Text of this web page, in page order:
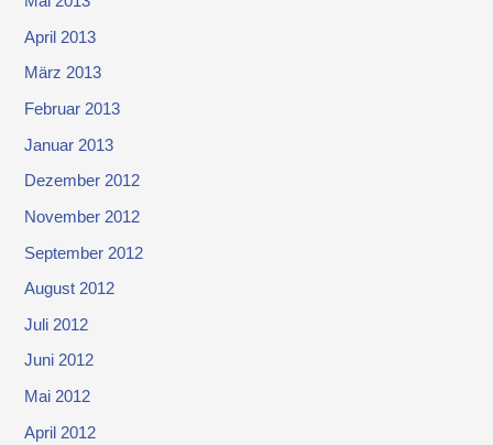
April 2013
März 2013
Februar 2013
Januar 2013
Dezember 2012
November 2012
September 2012
August 2012
Juli 2012
Juni 2012
Mai 2012
April 2012